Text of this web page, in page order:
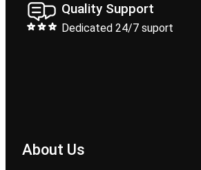
Quality Support
Dedicated 24/7 suport
About Us